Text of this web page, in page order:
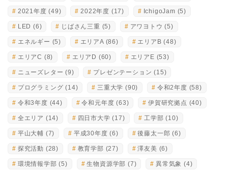
2021年度 (49) 2022年度 (17) IchigoJam (5)
LED (6) じばさん三重 (5) アワヨトウ (5)
エネルギー (5) エリアA(86) エリアB (48)
エリアC (8) エリアD (60) エリアE (53)
ニューズレター (9) プレゼンテーション (15)
プログラミング (14) 三重大学 (90) 令和2年度 (58)
令和3年度 (44) 令和元年度 (63) 伊賀研究拠点 (40)
全エリア (14) 四日市大学 (17) 工学部 (10)
平山大輔 (7) 平成30年度 (6) 後藤太一郎 (6)
探究活動 (28) 教育学部 (27) 澤友美 (6)
環境情報学部 (5) 生物資源学部 (7) 異常気象 (4)